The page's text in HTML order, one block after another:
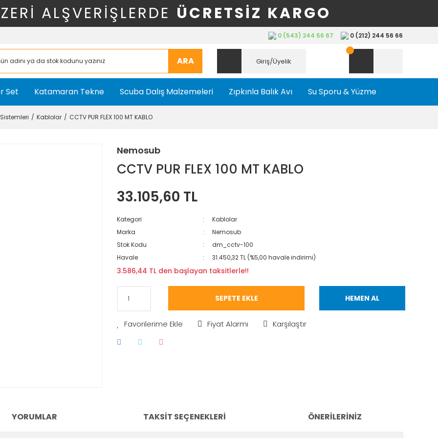
ALŞVERİŞLERDE ÜCRETSİZ KARGO
0 (543) 244 56 67 0 (212) 244 56 66
ARA Giriş/Üyelik
Set Katamaran Tekne Scuba Dalış Malzemeleri Zıpkınla Balık Avı Su Sporu & Yüzme
Kablolar CCTV PUR FLEX 100 MT KABLO
Nemosub
CCTV PUR FLEX 100 MT KABLO
33.105,60 TL
Kategori
Kablolar
Marka
Nemosub
Stok Kodu
dm_cctv-100
Havale
31.450,32 TL (%5,00 havale indirimi)
3.586,44 TL den başlayan taksitlerle!!
SEPETE EKLE HEMEN AL
Fiyat Alarmı Karşılaştır
YORUMLAR TAKSIT SEÇENEKLERI ÖNERILERINIZ